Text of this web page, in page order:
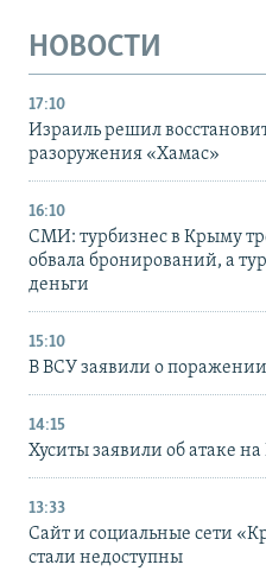
НОВОСТИ
17:10
Израиль решил
разоружения «Хамас»
16:10
СМИ: турбизнес в Крыму
обвала бронирований, а
деньги
15:10
В ВСУ заявили о
14:15
Хуситы заявили об атаке
13:33
Сайт и социальные сети
стали недоступны